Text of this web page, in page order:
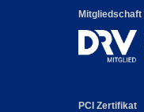
Mitgliedschaft
PCI Zertifikat